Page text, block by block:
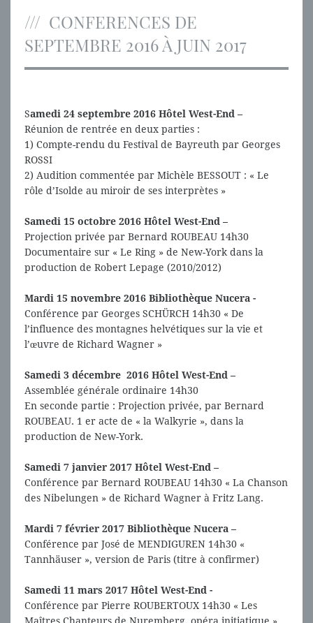
CONFERENCES DE
SEPTEMBRE 2016 À JUIN 2017
Samedi 24 septembre 2016 Hôtel West-End –
Réunion de rentrée en deux parties :
1) Compte-rendu du Festival de Bayreuth par Georges
ROSSI
2) Audition commentée par Michèle BESSOUT : « Le
rôle d’Isolde au miroir de ses interprètes »
Samedi 15 octobre 2016 Hôtel West-End –
Projection privée par Bernard ROUBEAU 14h30
Documentaire sur « Le Ring » de New-York dans la
production de Robert Lepage (2010/2012)
Mardi 15 novembre 2016 Bibliothèque Nucera -
Conférence par Georges SCHÜRCH 14h30 « De
l’influence des montagnes helvétiques sur la vie et
l’œuvre de Richard Wagner »
Samedi 3 décembre 2016 Hôtel West-End –
Assemblée générale ordinaire 14h30
En seconde partie : Projection privée, par Bernard
ROUBEAU. 1 er acte de « la Walkyrie », dans la
production de New-York.
Samedi 7 janvier 2017 Hôtel West-End –
Conférence par Bernard ROUBEAU 14h30 « La Chanson
des Nibelungen » de Richard Wagner à Fritz Lang.
Mardi 7 février 2017 Bibliothèque Nucera –
Conférence par José de MENDIGUREN 14h30 «
Tannhäuser », version de Paris (titre à confirmer)
Samedi 11 mars 2017 Hôtel West-End -
Conférence par Pierre ROUBERTOUX 14h30 « Les